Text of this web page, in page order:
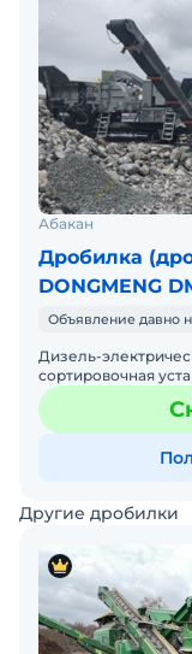
Абакан
Дробилка
DONGMENG
Объявление давно
Дизель-
сортировочная
дистанционного
наладка, об
Другие дробилки